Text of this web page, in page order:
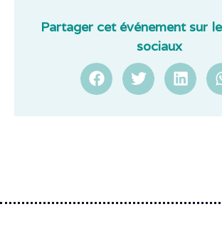
Partager cet événement sur
sociaux